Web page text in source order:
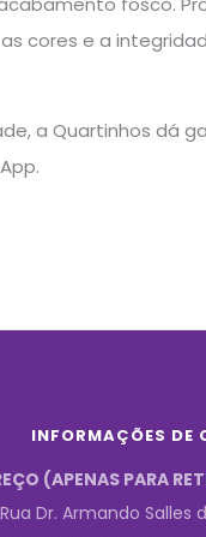
cores e a
a Quartinhos dá
INFORMAÇÕES DE
(APENAS PARA
Rua Dr. Armando Salles